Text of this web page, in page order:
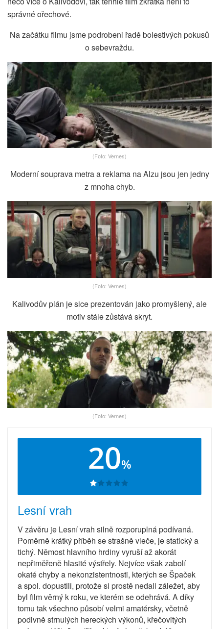
správné ořechové.
Na začátku filmu jsme podrobeni řadě bolestivých pokusů
o sebevraždu.
(Foto: Vernes)
Moderní souprava metra a reklama na Alzu jsou jen jedny
z mnoha chyb.
(Foto: Vernes)
Kalivodův plán je sice prezentován jako promyšlený, ale
motiv stále zůstává skryt.
(Foto: Vernes)
20%
Lesní vrah
V závěru je Lesní vrah silně rozporuplná podívaná.
Poměrně krátký příběh se strašně vleče, je statický a
tichý. Němost hlavního hrdiny vyruší až akorát
nepřiměřeně hlasité výstřely. Nejvíce však zabolí
okaté chyby a nekonzistentnosti, kterých se Špaček
a spol. dopustili, protože si prostě nedali záležet, aby
byl film věrný k roku, ve kterém se odehrává. A díky
tomu tak všechno působí velmi amatérsky, včetně
podivně strnulých hereckých výkonů, křečovitých